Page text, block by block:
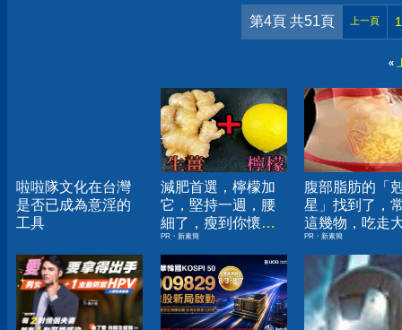
第4頁 共51頁 上一頁 1
«
啦啦隊文化在台灣
是否已成為意淫的
工具
減肥首選，檸檬加
它，堅持一週，腰
細了，瘦到你懷疑
人生
PR・新素簡
腹部脂肪的「
星」找到了，
這幾物，吃走
囊，瘦出小蠻
PR・新素簡